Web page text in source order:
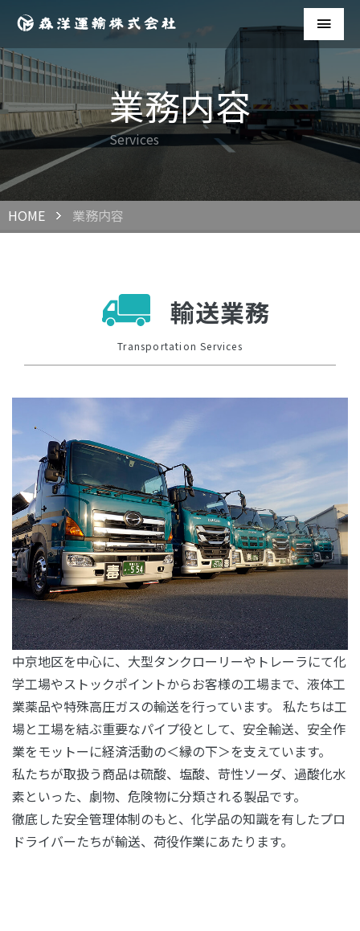
業務内容
Services
HOME 業務内容
輸送業務
Transportation Services
中京地区を中心に、大型タンクローリーやトレーラにて化
学工場やストックポイントからお客様の工場まで、液体工
業薬品や特殊高圧ガスの輸送を行っています。 私たちは工
場と工場を結ぶ重要なパイプ役として、安全輸送、安全作
業をモットーに経済活動の＜縁の下＞を支えています。
私たちが取扱う商品は硫酸、塩酸、苛性ソーダ、過酸化水
素といった、劇物、危険物に分類される製品です。
徹底した安全管理体制のもと、化学品の知識を有したプロ
ドライバーたちが輸送、荷役作業にあたります。